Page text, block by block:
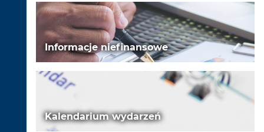
Informacje niefinansowe
Kalendarium wydarzeń